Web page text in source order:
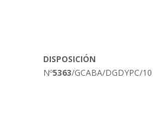
DISPOSICIÓN
Nº5363/GCABA/DGDYPC/10